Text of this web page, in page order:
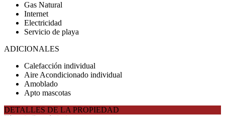
Gas Natural
Internet
Electricidad
Servicio de playa
ADICIONALES
Calefacción individual
Aire Acondicionado individual
Amoblado
Apto mascotas
DETALLES DE LA PROPIEDAD